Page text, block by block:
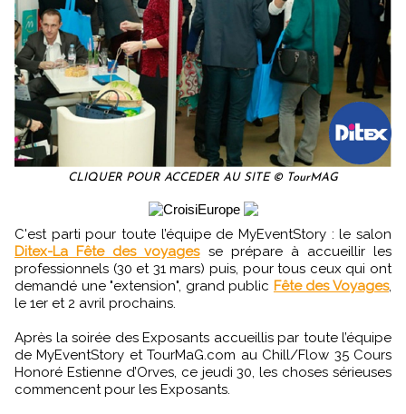
CLIQUER POUR ACCEDER AU SITE © TourMAG
C'est parti pour toute l’équipe de MyEventStory : le salon
Ditex-La Fête des voyagesse prépare à accueillir les
professionnels (30 et 31 mars) puis, pour tous ceux qui ont
demandé une "extension", grand public Fête des Voyages,
le 1er et 2 avril prochains.
Après la soirée des Exposants accueillis par toute l’équipe
de MyEventStory et TourMaG.com au Chill/Flow 35 Cours
Honoré Estienne d’Orves, ce jeudi 30, les choses sérieuses
commencent pour les Exposants.